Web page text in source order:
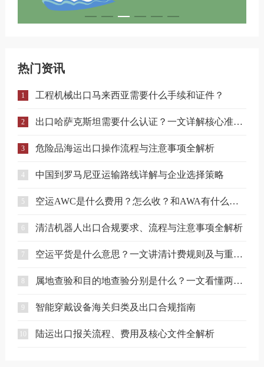
热门资讯
1 工程机械出口马来西亚需要什么手续和证件？
2 出口哈萨克斯坦需要什么认证？一文详解核心准入要求
3 危险品海运出口操作流程与注意事项全解析
4 中国到罗马尼亚运输路线详解与企业选择策略
5 空运AWC是什么费用？怎么收？和AWA有什么区别？
6 清洁机器人出口合规要求、流程与注意事项全解析
7 空运平货是什么意思？一文讲清计费规则及与重货、泡货的区别
属地查验和目的地查验分别是什么？一文看懂两者区别
9 智能穿戴设备海关归类及出口合规指南
陆运出口报关流程、费用及核心文件全解析